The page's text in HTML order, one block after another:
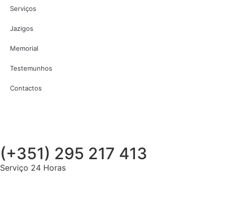
Serviços
Jazigos
Memorial
Testemunhos
Contactos
(+351) 295 217 413
Serviço 24 Horas